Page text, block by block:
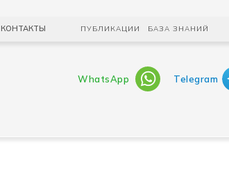
КОНТАКТЫ БАЗА ЗНАНИЙ
ПУБЛИКАЦИИ
WhatsApp Telegram